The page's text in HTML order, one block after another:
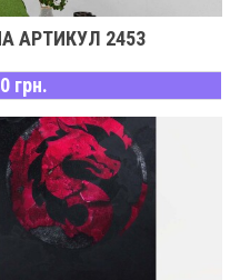
АРТИКУЛ 2453
грн.